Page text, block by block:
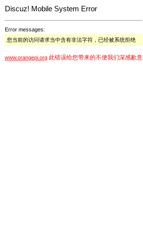
Discuz! Mobile System Error
Error messages:
您当前的访问请求当中含有非法字符，已经被系统拒绝
www.orangepi.org 此错误给您带来的不便我们深感歉意